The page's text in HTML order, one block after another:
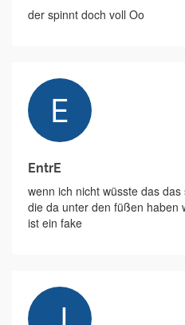
der spinnt doch voll Oo
EntrE
wenn ich nicht wüsste das
die da unter den füßen haben
ist ein fake